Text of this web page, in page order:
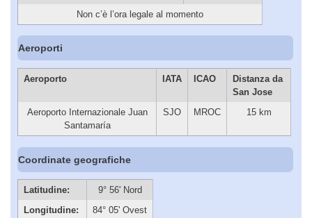
Non c’è l’ora legale al momento
Aeroporti
Aeroporto IATA ICAO
Distanza da
San Jose
Aeroporto Internazionale Juan
Santamaría
SJO MROC 15 km
Coordinate geografiche
Latitudine:
9° 56' Nord
Longitudine:
84° 05' Ovest